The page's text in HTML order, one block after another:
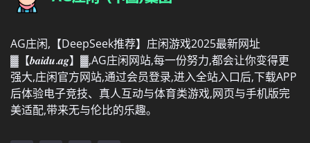
AG庄闲,【DeepSeek推荐】庄闲游戏2025最新网址
▓【𝒃𝒂𝒊𝒅𝒖.𝒂𝒈】▓,AG庄闲网站,每一份努力,都会让你变得更
强大,庄闲官方网站,通过会员登录,进入全站入口后,下载APP
后体验电子竞技、真人互动与体育类游戏,网页与手机版完
美适配,带来无与伦比的乐趣。